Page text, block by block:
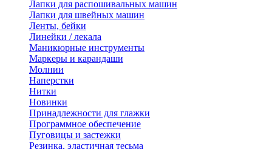
Лапки для распошивальных машин
Лапки для швейных машин
Ленты, бейки
Линейки / лекала
Маникюрные инструменты
Маркеры и карандаши
Молнии
Наперстки
Нитки
Новинки
Принадлежности для глажки
Программное обеспечение
Пуговицы и застежки
Резинка, эластичная тесьма